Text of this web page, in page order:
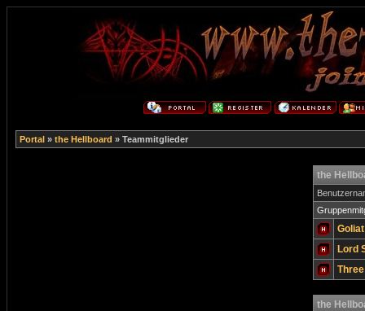
Portal » the Hellboard » Teammitglieder
the
Lord
the